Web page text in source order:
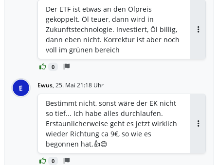
0
Der ETF ist etwas an den Ölpreis
gekoppelt. Öl teuer, dann wird in
Zukunftstechnologie. Investiert, Öl billig,
dann eben nicht. Korrektur ist aber noch
voll im grünen bereich
E Ewus, 25. Mai 21:18 Uhr
0
Bestimmt nicht, sonst wäre der EK nicht
so tief... Ich habe alles durchlaufen.
Erstaunlicherweise geht es jetzt wirklich
wieder Richtung ca 9€, so wie es
begonnen hat.👍😊